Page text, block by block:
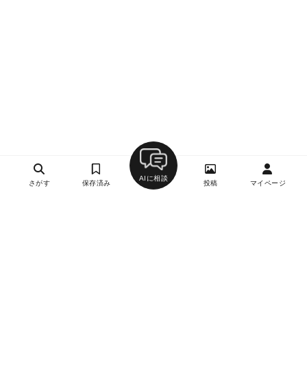
さがす 保存済み
AIに相談
投稿 マイページ